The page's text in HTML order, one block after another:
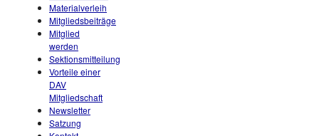
Materialverleih
Mitgliedsbeiträge
Mitglied
werden
Sektionsmitteilung
Vorteile einer
DAV
Mitgliedschaft
Newsletter
Satzung